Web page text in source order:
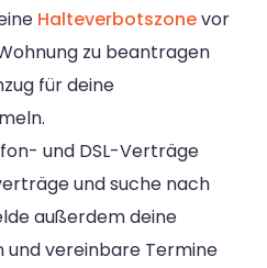
Halteverbotszonevor
zu beantragen
für deine
und DSL-Verträge
und suche nach
außerdem deine
vereinbare Termine